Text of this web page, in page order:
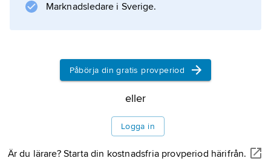
Litteraturanvisning
Information om artikeln
Marknadsledare i Sverige.
Påbörja din gratis provperiod
eller
Logga in
Är du lärare? Starta din kostnadsfria provperiod härifrån.